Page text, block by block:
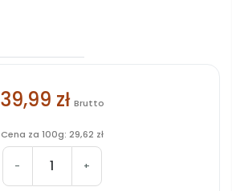
39,99 zł Brutto
Cena za 100g: 29,62 zł
- +